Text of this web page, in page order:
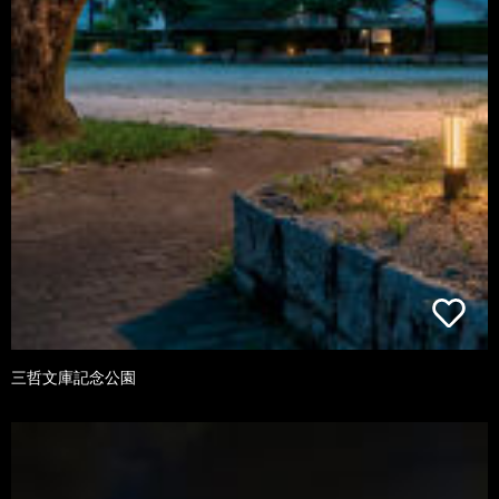
三哲文庫記念公園